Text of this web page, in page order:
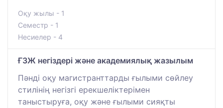
Оқу жылы - 1
Семестр - 1
Несиелер - 4
ҒЗЖ негіздері және академиялық жазылым
Пәнді оқу магистранттарды ғылыми сөйлеу
стилінің негізгі ерекшеліктерімен
таныстыруға, оқу және ғылыми сияқты